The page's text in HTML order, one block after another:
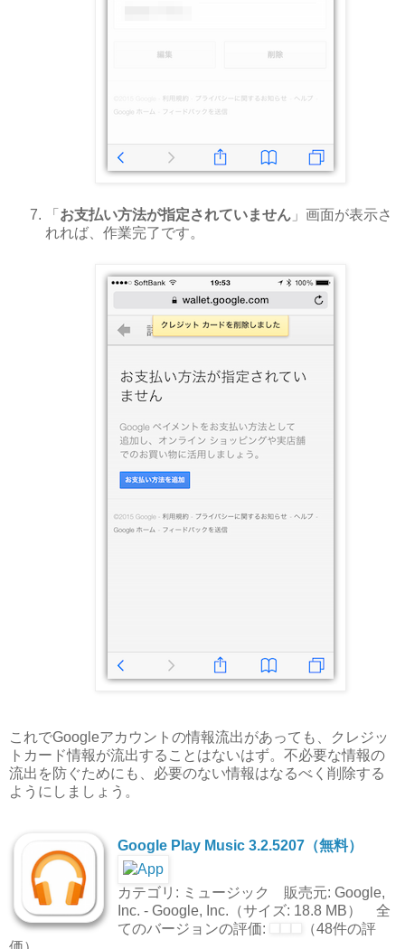
「 お支払い方法が指定されていません 」画面が表示さ
れれば、作業完了です。
これでGoogleアカウントの情報流出があっても、クレジッ
トカード情報が流出することはないはず。不必要な情報の
流出を防ぐためにも、必要のない情報はなるべく削除する
ようにしましょう。
Google Play Music 3.2.5207（無料）
カテゴリ: ミュージック 販売元: Google,
Inc. - Google, Inc.（サイズ: 18.8 MB） 全
てのバージョンの評価:
（48件の評